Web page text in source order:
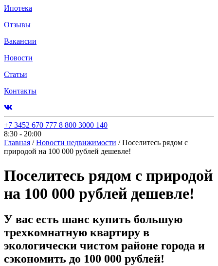
Ипотека
Отзывы
Вакансии
Новости
Статьи
Контакты
+7 3452 670 777 8 800 3000 140
8:30 - 20:00
Главная / Новости недвижимости / Поселитесь рядом с
природой на 100 000 рублей дешевле!
Поселитесь рядом с природой
на 100 000 рублей дешевле!
У вас есть шанс купить большую
трехкомнатную квартиру в
экологически чистом районе города и
сэкономить до 100 000 рублей!